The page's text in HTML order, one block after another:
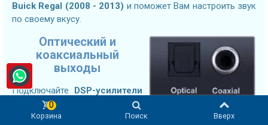
Buick Regal (2008 - 2013) и поможет Вам настроить звук
по своему вкусу.
Оптический и
коаксиальный
выходы
Подключайте
DSP-усилители
следующего поколения используя оптический или
коаксиальный цифровой вход без потерь. Подключение
Корзина
0
Поиск Вверх